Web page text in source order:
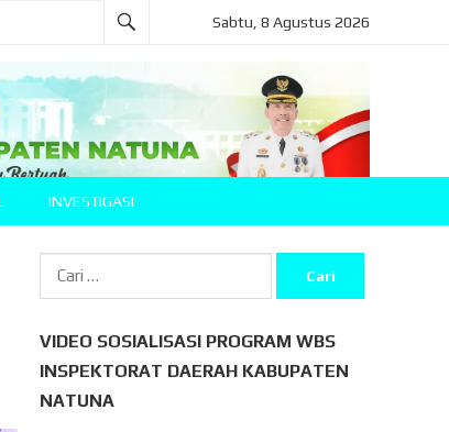
Sabtu, 8 Agustus 2026
INVESTIGASI
Cari
untuk:
VIDEO SOSIALISASI PROGRAM WBS
INSPEKTORAT DAERAH KABUPATEN
NATUNA